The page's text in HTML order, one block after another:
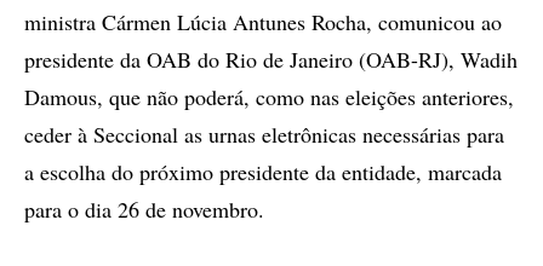
ministra Cármen Lúcia Antunes Rocha, comunicou ao
presidente da OAB do Rio de Janeiro (OAB-RJ), Wadih
Damous, que não poderá, como nas eleições anteriores,
ceder à Seccional as urnas eletrônicas necessárias para
a escolha do próximo presidente da entidade, marcada
para o dia 26 de novembro.